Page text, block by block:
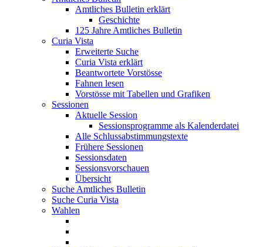
Amtliches Bulletin erklärt
Geschichte
125 Jahre Amtliches Bulletin
Curia Vista
Erweiterte Suche
Curia Vista erklärt
Beantwortete Vorstösse
Fahnen lesen
Vorstösse mit Tabellen und Grafiken
Sessionen
Aktuelle Session
Sessionsprogramme als Kalenderdatei
Alle Schlussabstimmungstexte
Frühere Sessionen
Sessionsdaten
Sessionsvorschauen
Übersicht
Suche Amtliches Bulletin
Suche Curia Vista
Wahlen